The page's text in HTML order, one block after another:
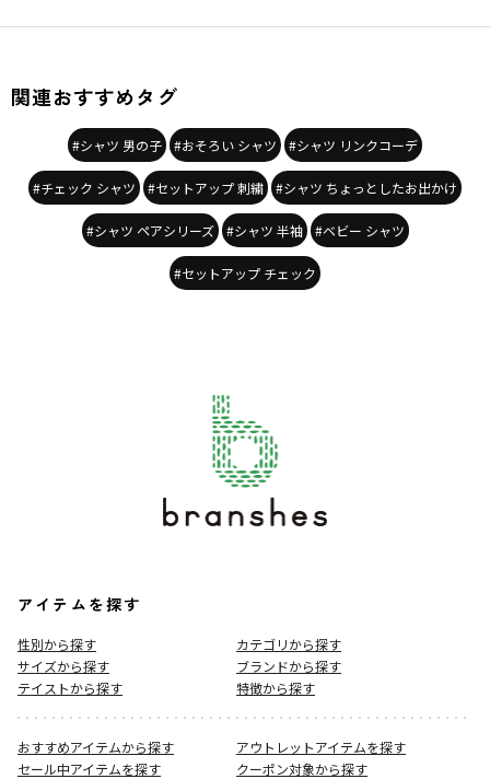
カラー
／ブラック
対象イベント ／ファイナルセール
商品番号
／11-6209-427
関連おすすめタグ
#シャツ 男の子 #おそろい シャツ #シャツ リンクコーデ
#チェック シャツ #セットアップ 刺繍 #シャツ ちょっとしたお出かけ
#シャツ ペアシリーズ #シャツ 半袖 #ベビー シャツ
#セットアップ チェック
アイテムを探す
性別から探す
カテゴリから探す
サイズから探す
ブランドから探す
テイストから探す
特徴から探す
おすすめアイテムから探す
アウトレットアイテムを探す
セール中アイテムを探す
クーポン対象から探す